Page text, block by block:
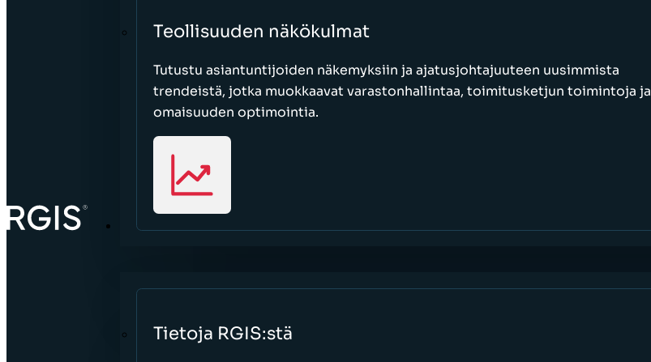
Teollisuuden näkökulmat
Tutustu asiantuntijoiden näkemyksiin ja ajatusjohtajuuteen uusimmista
trendeistä, jotka muokkaavat varastonhallintaa, toimitusketjun toimintoja ja
omaisuuden optimointia.
TIETOJA
Tietoja RGIS:stä